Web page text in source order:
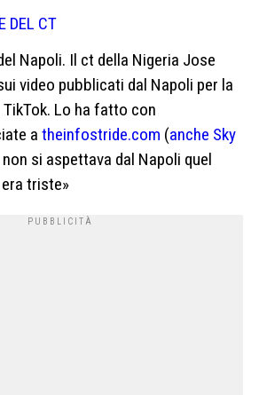
DEL CT
Napoli. Il ct della Nigeria Jose
video pubblicati dal Napoli per la
Lo ha fatto con
a theinfostride.com (anche Sky
si aspettava dal Napoli quel
triste»